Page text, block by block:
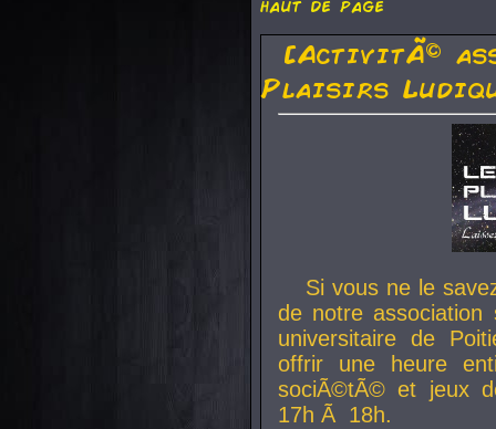
[ActivitÃ©
Plaisirs
Si vous ne le
de notre
universitaire de
offrir une heure
sociÃ©tÃ© et jeux
17h Ã 18h.